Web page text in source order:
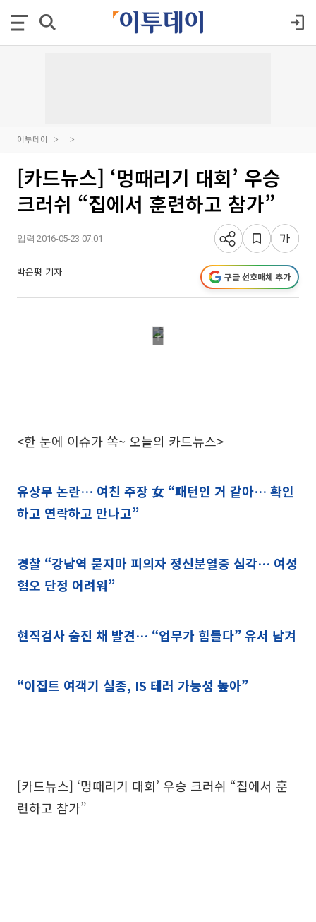
이투데이
[카드뉴스] ‘멍때리기 대회’ 우승
크러쉬 “집에서 훈련하고 참가”
입력 2016-05-23 07:01
박은평 기자 구글 선호매체 추가
<한 눈에 이슈가 쏙~ 오늘의 카드뉴스>
유상무 논란… 여친 주장 女 “패턴인 거 같아… 확인
하고 연락하고 만나고”
경찰 “강남역 묻지마 피의자 정신분열증 심각… 여성
혐오 단정 어려워”
현직검사 숨진 채 발견… “업무가 힘들다” 유서 남겨
“이집트 여객기 실종, IS 테러 가능성 높아”
[카드뉴스] ‘멍때리기 대회’ 우승 크러쉬 “집에서 훈
련하고 참가”